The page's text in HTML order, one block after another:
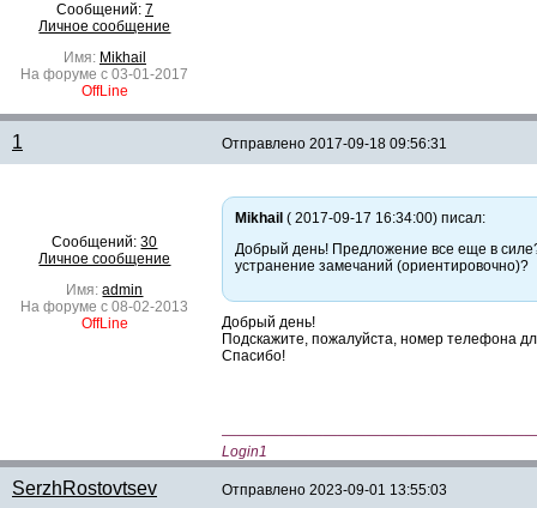
Сообщений: 7
Личное сообщение
Имя: Mikhail
На форуме с 03-01-2017
OffLine
1 Отправлено 2017-09-18 09:56:31
Сообщений:30
Личное сообщение
Имя:admin
На форуме с 08-02-2013
OffLine
Mikhail ( 2017-09-17 16:34:00) писал:
Добрый день! Предложение все еще в
устранение замечаний (ориентировочно)?
Добрый день!
Подскажите, пожалуйста, номер телефона
Спасибо!
Login1
SerzhRostovtsev Отправлено 2023-09-01 13:55:03